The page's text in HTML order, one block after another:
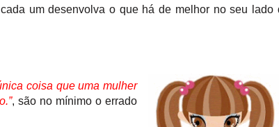
um desenvolva o que há de melhor no seu lado
coisa que uma mulher
, são no mínimo o errado